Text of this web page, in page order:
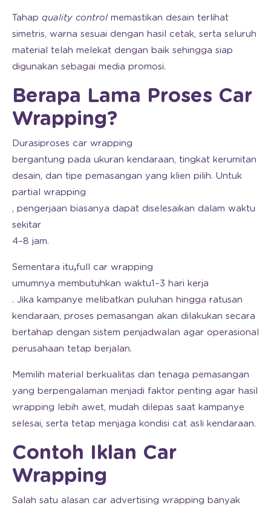
Tahap quality controlmemastikan desain terlihat
simetris, warna sesuai dengan hasil cetak, serta seluruh
material telah melekat dengan baik sehingga siap
digunakan sebagai media promosi.
Berapa Lama Proses Car
Wrapping?
Durasiproses car wrapping
bergantung pada ukuran kendaraan, tingkat kerumitan
desain, dan tipe pemasangan yang klien pilih. Untuk
partial wrapping
, pengerjaan biasanya dapat diselesaikan dalam waktu
sekitar
4–8 jam.
Sementara itu,full car wrapping
umumnya membutuhkan waktu1–3 hari kerja
. Jika kampanye melibatkan puluhan hingga ratusan
kendaraan, proses pemasangan akan dilakukan secara
bertahap dengan sistem penjadwalan agar operasional
perusahaan tetap berjalan.
Memilih material berkualitas dan tenaga pemasangan
yang berpengalaman menjadi faktor penting agar hasil
wrapping lebih awet, mudah dilepas saat kampanye
selesai, serta tetap menjaga kondisi cat asli kendaraan.
Contoh Iklan Car
Wrapping
Salah satu alasan car advertising wrapping banyak